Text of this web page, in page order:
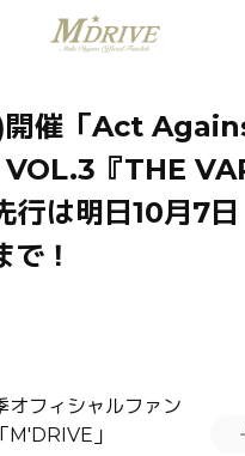
)開催「Act
『THE
行は明日10月7日
！
オフィシャルファン
M'DRIVE」